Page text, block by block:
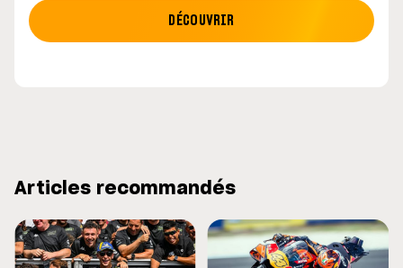
DÉCOUVRIR
Articles recommandés